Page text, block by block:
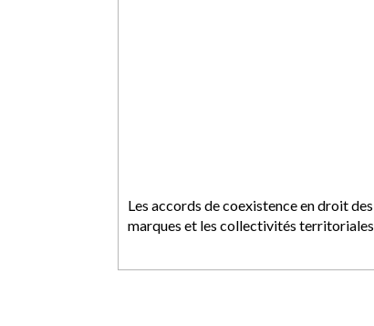
Les accords de coexistence en droit des
marques et les collectivités territoriales